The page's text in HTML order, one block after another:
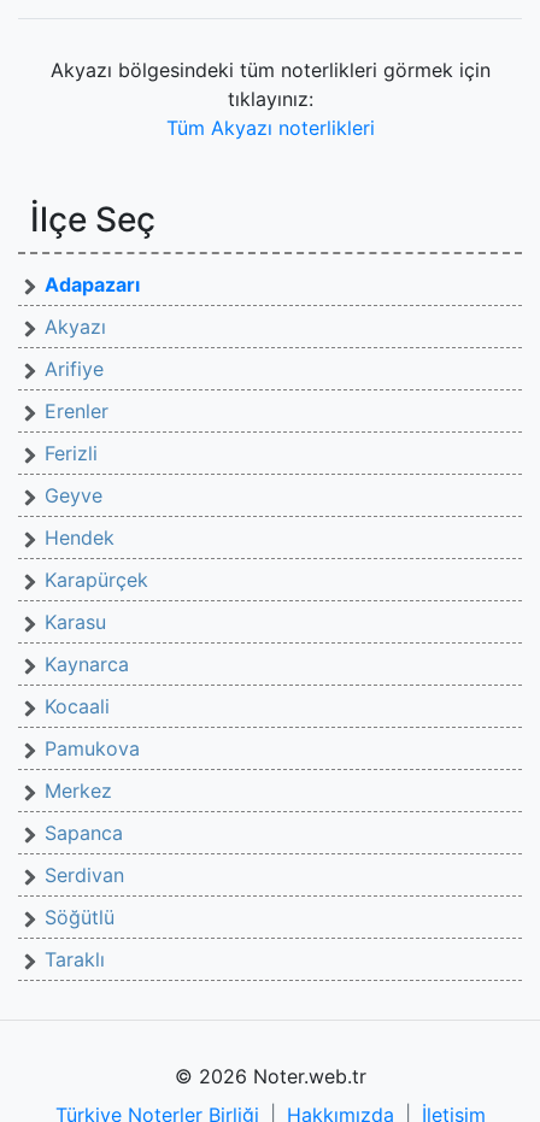
Akyazı bölgesindeki tüm noterlikleri görmek için
tıklayınız:
Tüm Akyazı noterlikleri
İlçe Seç
Adapazarı
Akyazı
Arifiye
Erenler
Ferizli
Geyve
Hendek
Karapürçek
Karasu
Kaynarca
Kocaali
Pamukova
Merkez
Sapanca
Serdivan
Söğütlü
Taraklı
© 2026 Noter.web.tr
Türkiye Noterler Birliği
Hakkımızda İletişim